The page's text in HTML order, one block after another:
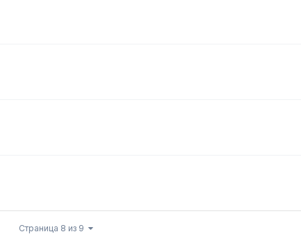
Страница 8 из 9